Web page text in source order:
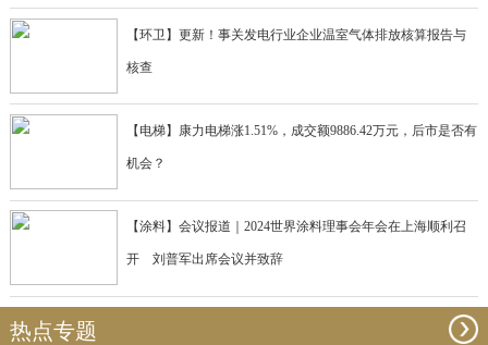
【环卫】更新！事关发电行业企业温室气体排放核算报告与
核查
【电梯】康力电梯涨1.51%，成交额9886.42万元，后市是否有
机会？
【涂料】会议报道｜2024世界涂料理事会年会在上海顺利召
开 刘普军出席会议并致辞
热点专题